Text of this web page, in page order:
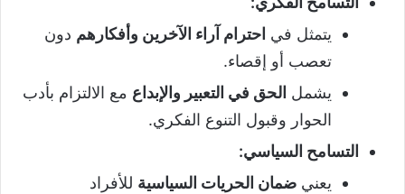
يتمثل في احترام آراء الآخرين وأفكارهم دون
تعصب أو إقصاء.
يشمل الحق في التعبير والإبداع مع الالتزام بأدب
الحوار وقبول التنوع الفكري.
التسامح السياسي:
يعني ضمان الحريات السياسية للأفراد